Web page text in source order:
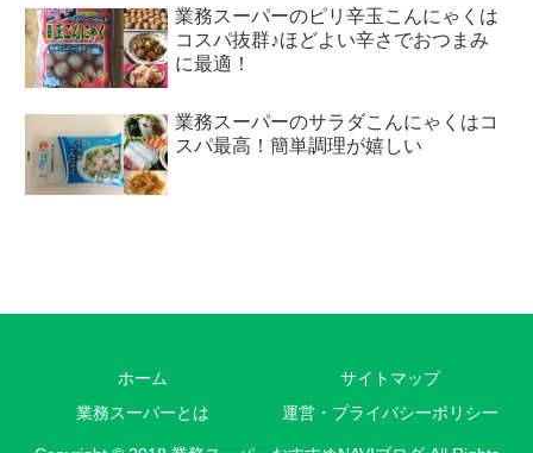
業務スーパーのピリ辛玉こんにゃくは
コスパ抜群♪ほどよい辛さでおつまみ
に最適！
業務スーパーのサラダこんにゃくはコ
スパ最高！簡単調理が嬉しい
ホーム
サイトマップ
業務スーパーとは
運営・プライバシーポリシー